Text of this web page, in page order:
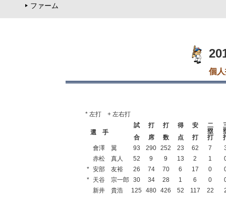
ファーム
個
* 左打 + 左右打
選 手
試
合
打
席
打
数
得
点
安
打
二
塁
打
會澤 翼
93 290 252 23 62 7
赤松 真人
52 9 9 13 2 1
* 安部 友裕 26 74 70 6 17 0
* 天谷 宗一郎 30 34 28 1 6 0
新井 貴浩
125 480 426 52 117 22